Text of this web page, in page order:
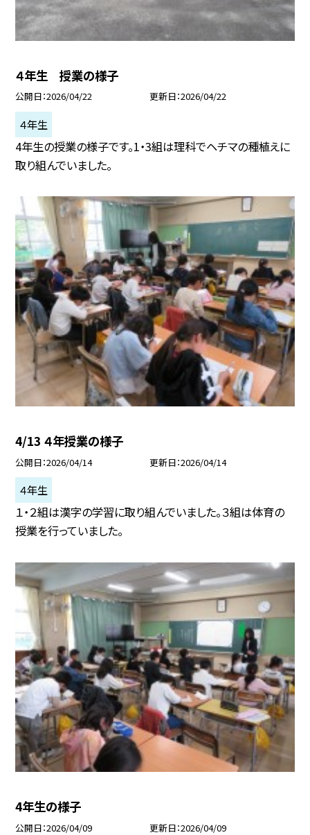
４年生 授業の様子
公開日 2026/04/22 更新日 2026/04/22
４年生
4年生の授業の様子です。1・3組は理科でヘチマの種植えに
取り組んでいました。
4/13 ４年授業の様子
公開日 2026/04/14 更新日 2026/04/14
４年生
１・２組は漢字の学習に取り組んでいました。３組は体育の
授業を行っていました。
4年生の様子
公開日 2026/04/09 更新日 2026/04/09